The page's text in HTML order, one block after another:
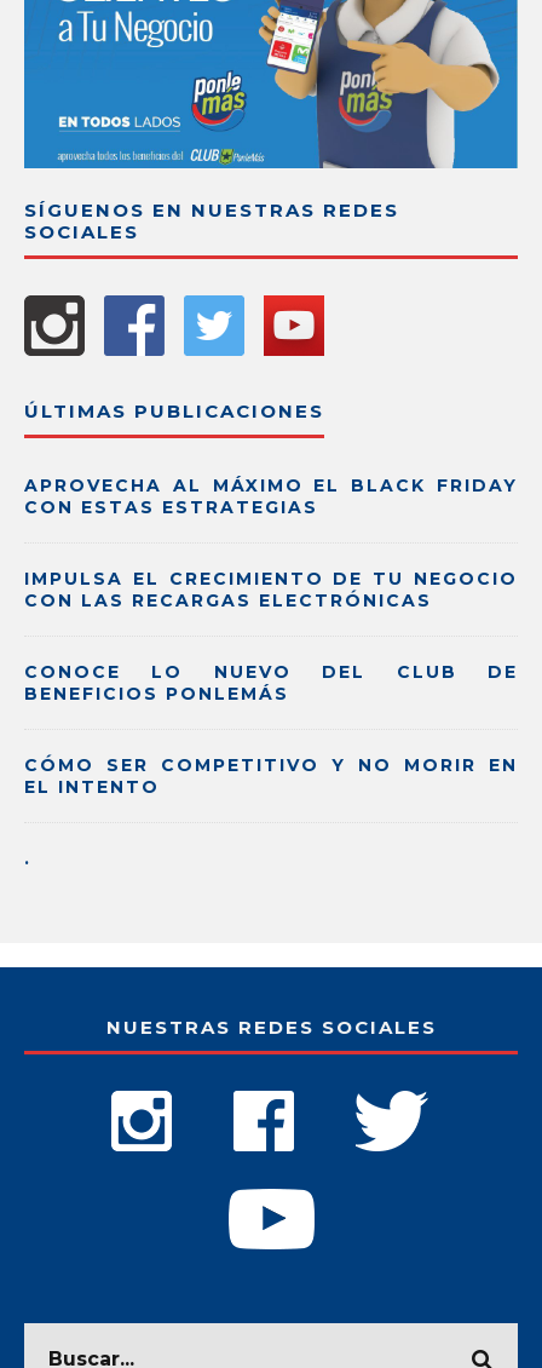
SÍGUENOS EN NUESTRAS REDES
SOCIALES
ÚLTIMAS PUBLICACIONES
APROVECHA AL MÁXIMO EL BLACK FRIDAY
CON ESTAS ESTRATEGIAS
IMPULSA EL CRECIMIENTO DE TU NEGOCIO
CON LAS RECARGAS ELECTRÓNICAS
CONOCE LO NUEVO DEL CLUB DE
BENEFICIOS PONLEMÁS
CÓMO SER COMPETITIVO Y NO MORIR EN
EL INTENTO
.
NUESTRAS REDES SOCIALES